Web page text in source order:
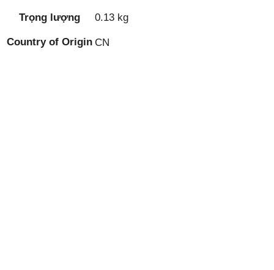
Trọng lượng 0.13 kg
Country of Origin CN